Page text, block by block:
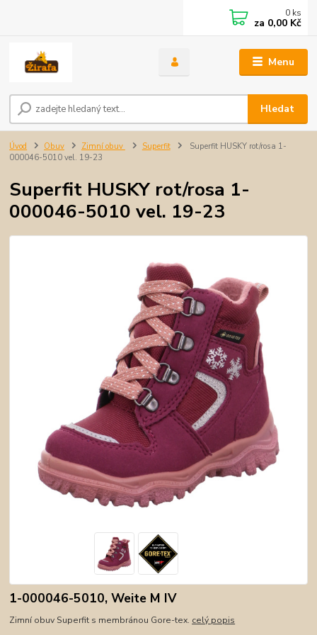
Menu
Hledat
0 ks
za 0,00 Kč
Úvod Obuv Zimní obuv Superfit
Superfit HUSKY rot/rosa 1-
000046-5010 vel. 19-23
Superfit HUSKY rot/rosa 1-
000046-5010 vel. 19-23
1-000046-5010, Weite M IV
Zimní obuv Superfit s membránou Gore-tex. celý popis